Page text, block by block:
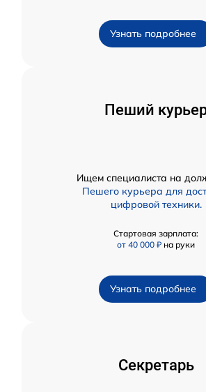
Узнать подробнее
Пеший
Ищем специалиста на
Пешего курьера для
цифровой техники.
Стартовая зарплата:
от 40 000 ₽ на руки
Узнать подробнее
Секретарь